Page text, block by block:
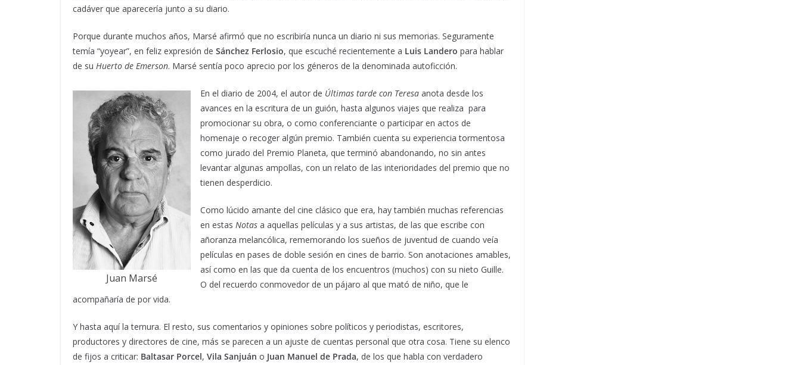
cadáver que aparecería junto a su diario.
Porque durante muchos años, Marsé afirmó que no escribiría nunca un diario ni sus memorias. Seguramente
temía “yoyear”, en feliz expresión de Sánchez Ferlosio, que escuché recientemente a Luis Landero para hablar
de su Huerto de Emerson. Marsé sentía poco aprecio por los géneros de la denominada autoficción.
Juan Marsé
En el diario de 2004, el autor de Últimas tarde con Teresa anota desde los
avances en la escritura de un guión, hasta algunos viajes que realiza para
promocionar su obra, o como conferenciante o participar en actos de
homenaje o recoger algún premio. También cuenta su experiencia tormentosa
como jurado del Premio Planeta, que terminó abandonando, no sin antes
levantar algunas ampollas, con un relato de las interioridades del premio que no
tienen desperdicio.
Como lúcido amante del cine clásico que era, hay también muchas referencias
en estas Notas a aquellas películas y a sus artistas, de las que escribe con
añoranza melancólica, rememorando los sueños de juventud de cuando veía
películas en pases de doble sesión en cines de barrio. Son anotaciones amables,
así como en las que da cuenta de los encuentros (muchos) con su nieto Guille.
O del recuerdo conmovedor de un pájaro al que mató de niño, que le
acompañaría de por vida.
Y hasta aquí la ternura. El resto, sus comentarios y opiniones sobre políticos y periodistas, escritores,
productores y directores de cine, más se parecen a un ajuste de cuentas personal que otra cosa. Tiene su elenco
de fijos a criticar: Baltasar Porcel, Vila Sanjuán o Juan Manuel de Prada, de los que habla con verdadero